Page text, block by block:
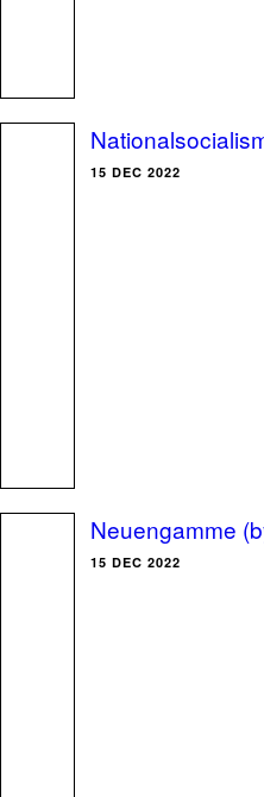
15 DEC 2022
Neuengamme
15 DEC 2022